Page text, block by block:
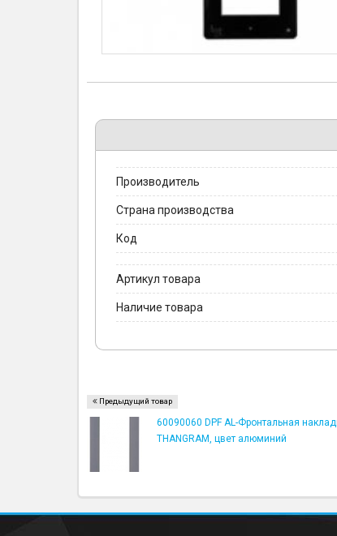
Производитель
Страна производства
Код
Артикул товара
Наличие товара
Предыдущий товар
60090060 DPF AL-Фронтальная
THANGRAM, цвет алюминий